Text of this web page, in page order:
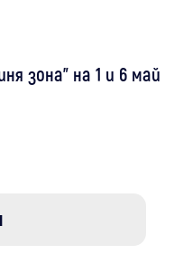
зона" на 1 и 6 май